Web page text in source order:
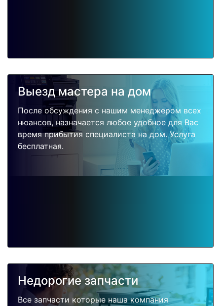
Выезд мастера на дом
После обсуждения с нашим менеджером всех
нюансов, назначается любое удобное для Вас
время прибытия специалиста на дом. Услуга
бесплатная.
Недорогие запчасти
Все запчасти которые наша компания